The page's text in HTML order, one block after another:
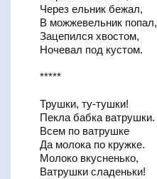
Через ельник бежал,
В можжевельник попал,
Зацепился хвостом,
Ночевал под кустом.
*****
Трушки, ту-тушки!
Пекла бабка ватрушки.
Всем по ватрушке
Да молока по кружке.
Молоко вкусненько,
Ватрушки сладеньки!